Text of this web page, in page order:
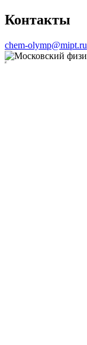
Контакты
chem-olymp@mipt.ru